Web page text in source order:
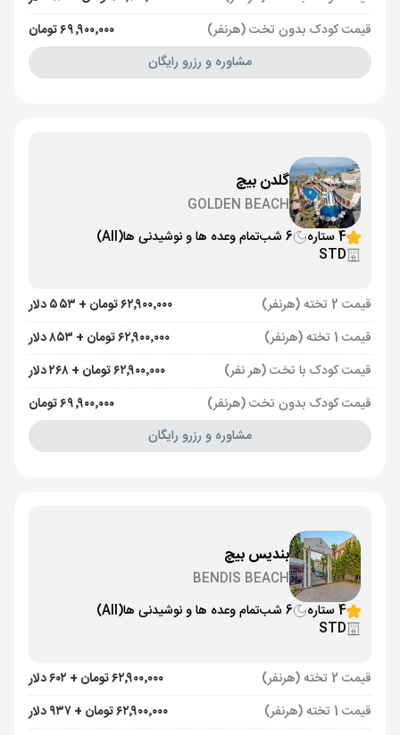
قیمت کودک بدون تخت (هرنفر)
۶۹٬۹۰۰٬۰۰۰ تومان
مشاوره و رزرو رایگان
گلدن بیچ
GOLDEN BEACH
4 ستاره
6 شب تمام وعده ها و نوشیدنی ها(All)
STD
قیمت 2 تخته (هرنفر)
۶۲٬۹۰۰٬۰۰۰ تومان + ۵۵۳ دلار
قیمت 1 تخته (هرنفر)
۶۲٬۹۰۰٬۰۰۰ تومان + ۸۵۳ دلار
قیمت کودک با تخت (هر نفر)
۶۲٬۹۰۰٬۰۰۰ تومان + ۲۶۸ دلار
قیمت کودک بدون تخت (هرنفر)
۶۹٬۹۰۰٬۰۰۰ تومان
مشاوره و رزرو رایگان
بندیس بیچ
BENDIS BEACH
4 ستاره
6 شب تمام وعده ها و نوشیدنی ها(All)
STD
قیمت 2 تخته (هرنفر)
۶۲٬۹۰۰٬۰۰۰ تومان + ۶۰۲ دلار
قیمت 1 تخته (هرنفر)
۶۲٬۹۰۰٬۰۰۰ تومان + ۹۳۷ دلار